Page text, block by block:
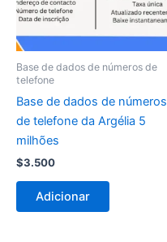
Base de dados de números de
telefone
Base de dados de números
de telefone da Argélia 5
milhões
$3.500
Adicionar